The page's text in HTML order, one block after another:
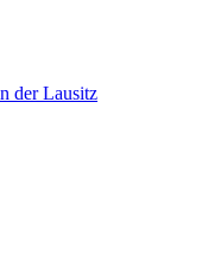
der Lausitz